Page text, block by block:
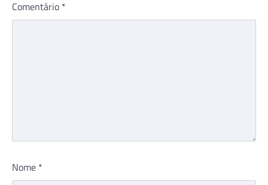
Comentário *
Nome *